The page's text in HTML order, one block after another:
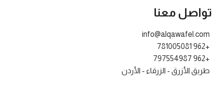
تواصل معنا
info@alqawafel.com
+962 781005081
+962 797554987
طريق الأزرق - الزرقاء - الأردن